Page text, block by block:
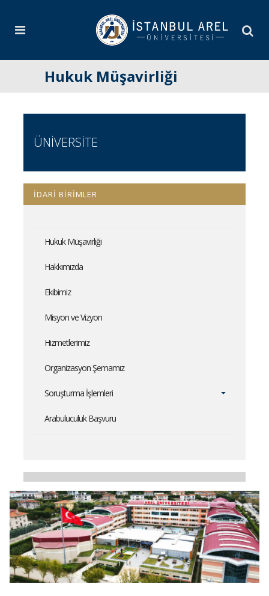
Hukuk Müşavirliği
ÜNİVERSİTE
İDARİ BİRİMLER
Hukuk Müşavirliği
Hakkımızda
Ekibimiz
Misyon ve Vizyon
Hizmetlerimiz
Organizasyon Şemamız
Soruşturma İşlemleri
Arabuluculuk Başvuru